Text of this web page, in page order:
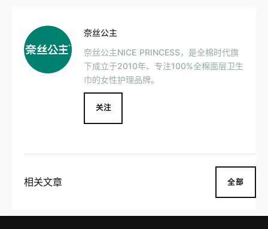
奈丝公主
奈丝公主NICE PRINCESS，是全棉时代旗
下成立于2010年、专注100%全棉面层卫生
巾的女性护理品牌。
关注
相关文章 全部